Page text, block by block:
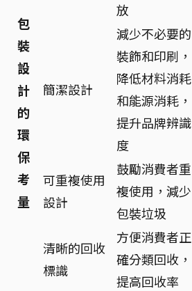
包
裝
設
計
的
環
保
考
量
放
簡潔設計
減少不必要的
裝飾和印刷，
降低材料消耗
和能源消耗，
提升品牌辨識
度
可重複使用
設計
鼓勵消費者重
複使用，減少
包裝垃圾
清晰的回收
標識
方便消費者正
確分類回收，
提高回收率